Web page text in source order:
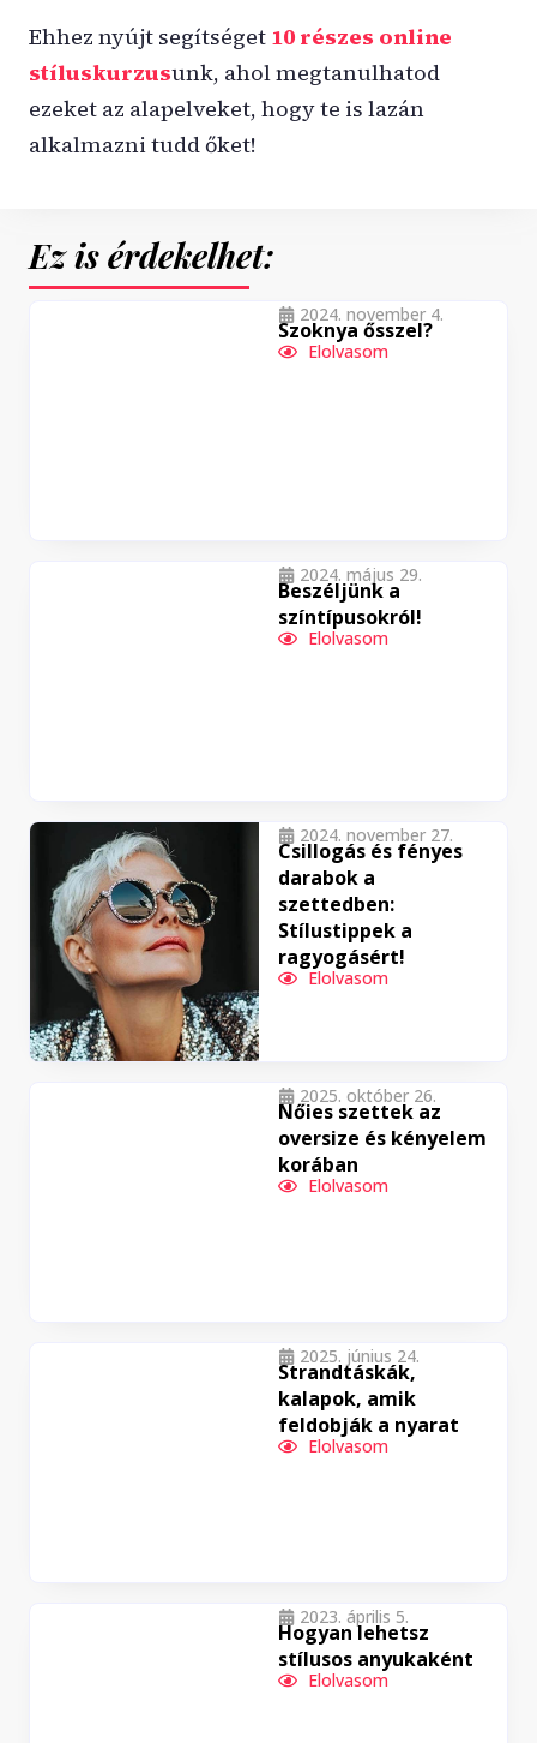
Ehhez nyújt segítséget 10 részes online
stíluskurzusunk, ahol megtanulhatod
ezeket az alapelveket, hogy te is lazán
alkalmazni tudd őket!
Ez is érdekelhet:
2024. november 4.
Szoknya ősszel?
Elolvasom
2024. május 29.
Beszéljünk a
színtípusokról!
Elolvasom
2024. november 27.
Csillogás és fényes
darabok a
szettedben:
Stílustippek a
ragyogásért!
Elolvasom
2025. október 26.
Nőies szettek az
oversize és kényelem
korában
Elolvasom
2025. június 24.
Strandtáskák,
kalapok, amik
feldobják a nyarat
Elolvasom
2023. április 5.
Hogyan lehetsz
stílusos anyukaként
Elolvasom